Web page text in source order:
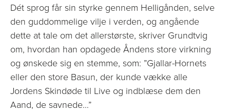
Dét sprog får sin styrke gennem Helligånden, selve
den guddommelige vilje i verden, og angående
dette at tale om det allerstørste, skriver Grundtvig
om, hvordan han opdagede Åndens store virkning
og ønskede sig en stemme, som: ”Gjallar-Hornets
eller den store Basun, der kunde vække alle
Jordens Skindøde til Live og indblæse dem den
Aand, de savnede…”